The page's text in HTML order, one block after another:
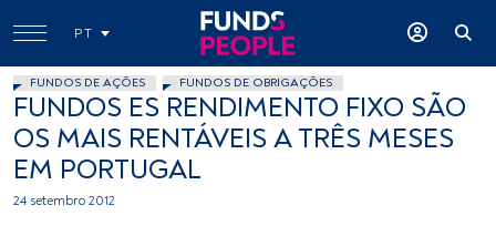
PT
FUNDOS DE AÇÕES FUNDOS DE OBRIGAÇÕES
FUNDOS ES RENDIMENTO FIXO SÃO
OS MAIS RENTÁVEIS A TRÊS MESES
EM PORTUGAL
24 setembro 2012